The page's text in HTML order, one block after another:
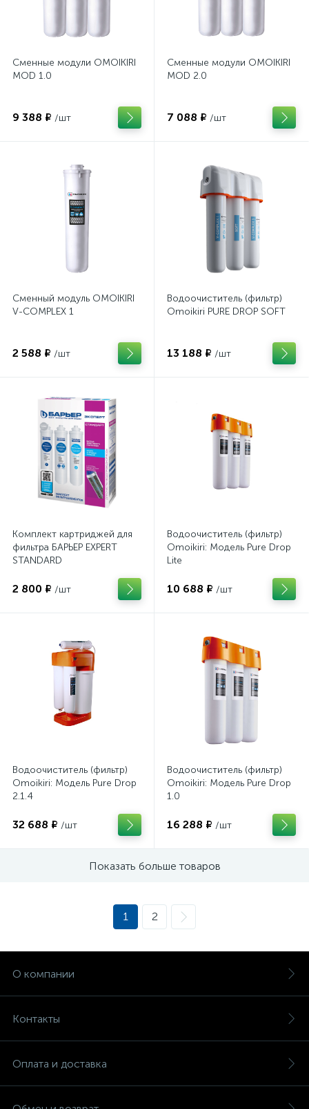
Сменные модули OMOIKIRI
MOD 1.0
9 388 ₽ /шт
Сменные модули OMOIKIRI
MOD 2.0
7 088 ₽ /шт
Сменный модуль OMOIKIRI
V-COMPLEX 1
2 588 ₽ /шт
Водоочиститель (фильтр)
Omoikiri PURE DROP SOFT
13 188 ₽ /шт
Комплект картриджей для
фильтра БАРЬЕР EXPERT
STANDARD
2 800 ₽ /шт
Водоочиститель (фильтр)
Omoikiri: Модель Pure Drop
Lite
10 688 ₽ /шт
Водоочиститель (фильтр)
Omoikiri: Модель Pure Drop
2.1.4
32 688 ₽ /шт
Водоочиститель (фильтр)
Omoikiri: Модель Pure Drop
1.0
16 288 ₽ /шт
Показать больше товаров
1 2
О компании
Контакты
Оплата и доставка